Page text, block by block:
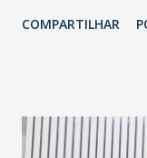
Havan Fortaleza
COMPARTILHAR